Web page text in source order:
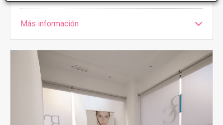
Más información